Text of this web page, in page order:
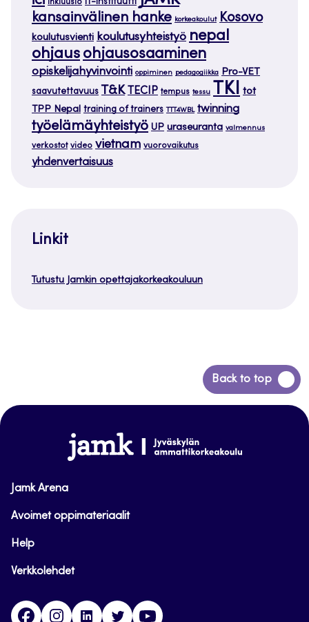
inkluusio IT-instituutti
kansainvälinen hanke korkeakoulut Kosovo
koulutusvienti koulutusyhteistyö nepal
ohjaus ohjausosaaminen
opiskelijahyvinvointi oppiminen pedagogiikka Pro-VET
saavutettavuus T&K TECIP tempus tessu TKI tot
TPP Nepal training of trainers TTT4WBL twinning
työelämäyhteistyö UP uraseuranta valmennus
verkostot video vietnam vuorovaikutus
yhdenvertaisuus
Linkit
Tutustu Jamkin opettajakorkeakouluun
Back to top
Siirry
takaisin
www.jamk.fi
Jamk Arena
Avoimet oppimateriaalit
Help
Verkkolehdet
FacebookInstagramLinkedinTwitter